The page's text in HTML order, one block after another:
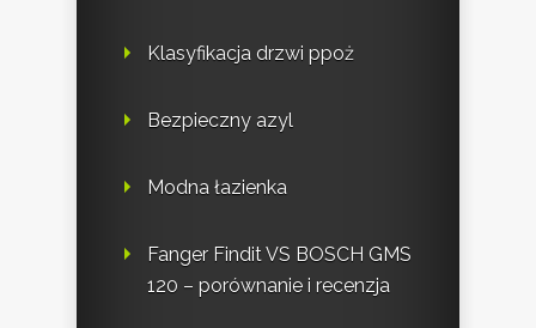
Klasyfikacja drzwi ppoż
Bezpieczny azyl
Modna łazienka
Fanger Findit VS BOSCH GMS
120 – porównanie i recenzja